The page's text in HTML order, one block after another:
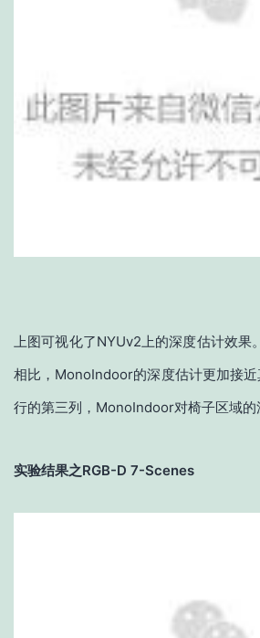
上图可视化了NYUv2上的深度估计效
相比，MonoIndoor的深度估计更加接
行的第三列，MonoIndoor对椅子区域的
实验结果之RGB-D 7-Scenes